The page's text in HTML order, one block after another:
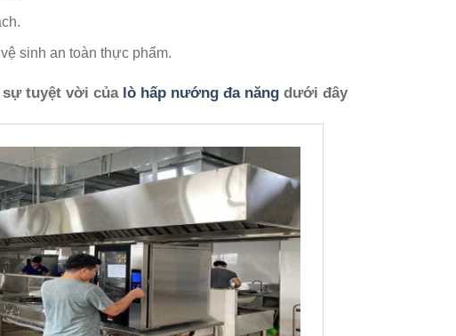
sinh an toàn thực phẩm.
sự tuyệt vời của lò hấp nướng đa năng dưới đây